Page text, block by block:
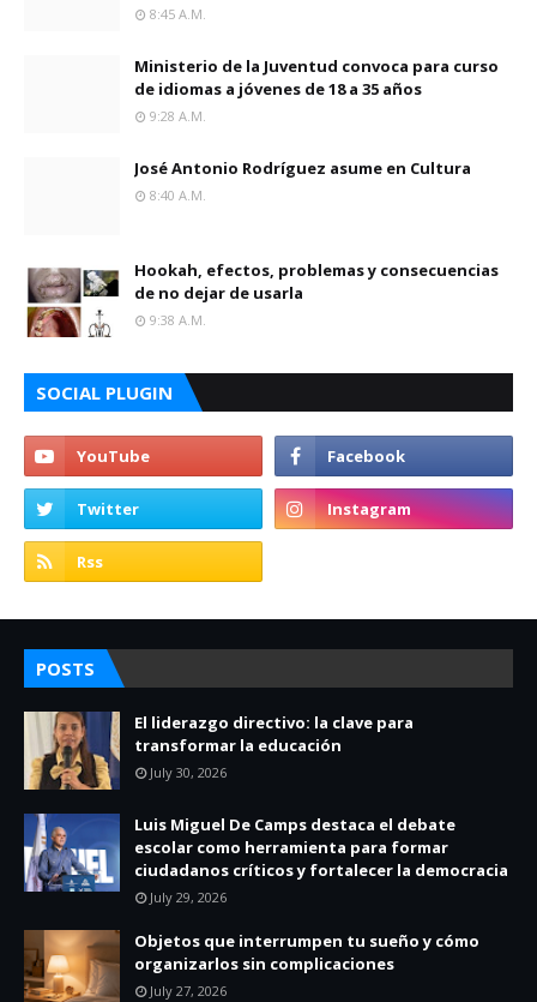
8:45 A.m.
Ministerio de la Juventud convoca para curso
de idiomas a jóvenes de 18 a 35 años
9:28 A.m.
José Antonio Rodríguez asume en Cultura
8:40 A.m.
Hookah, efectos, problemas y consecuencias
de no dejar de usarla
9:38 A.m.
SOCIAL PLUGIN
POSTS
El liderazgo directivo: la clave para
transformar la educación
July 30, 2026
Luis Miguel De Camps destaca el debate
escolar como herramienta para formar
ciudadanos críticos y fortalecer la democracia
July 29, 2026
Objetos que interrumpen tu sueño y cómo
organizarlos sin complicaciones
July 27, 2026